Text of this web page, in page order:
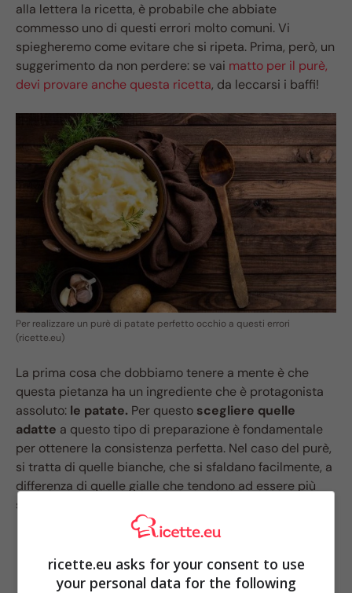
alla lettera la ricetta, è probabile che abbiate
commesso uno di questi errori molto comuni. Vi
spiegheremo come evitare che si ripeta. Prima, però, un
suggerimento da non perdere: se vai matto per il purè,
devi provare anche questa ricetta, da leccarsi i baffi!
Per realizzare un purè di patate perfetto occhio a questi errori
(ricette.eu)
La prima cosa che dobbiamo tenere a mente è che
questa pietanza ha un ingrediente che è protagonista
assoluto: le patate. Per questo scegliere quelle
adatte a questo tipo di preparazione è fondamentale
per ottenere la consistenza perfetta. Nel caso del purè,
si tratta di quelle bianche, che si sfaldano facilmente, a
differenza di quelle gialle che tendono ad essere più
sode e resistenti.
ricette.eu asks for your consent to use
your personal data for the following